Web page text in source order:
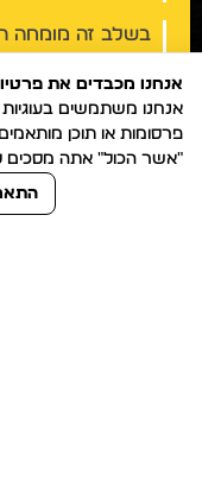
בשלב זה מומחה
הפרטיים ויפיק
משימות ולצד כל
בכדי להביא
אנחנו מכבדים את
אנחנו משתמשים
פרסומות או תוכן
"אשר הכול" אתה מסכים